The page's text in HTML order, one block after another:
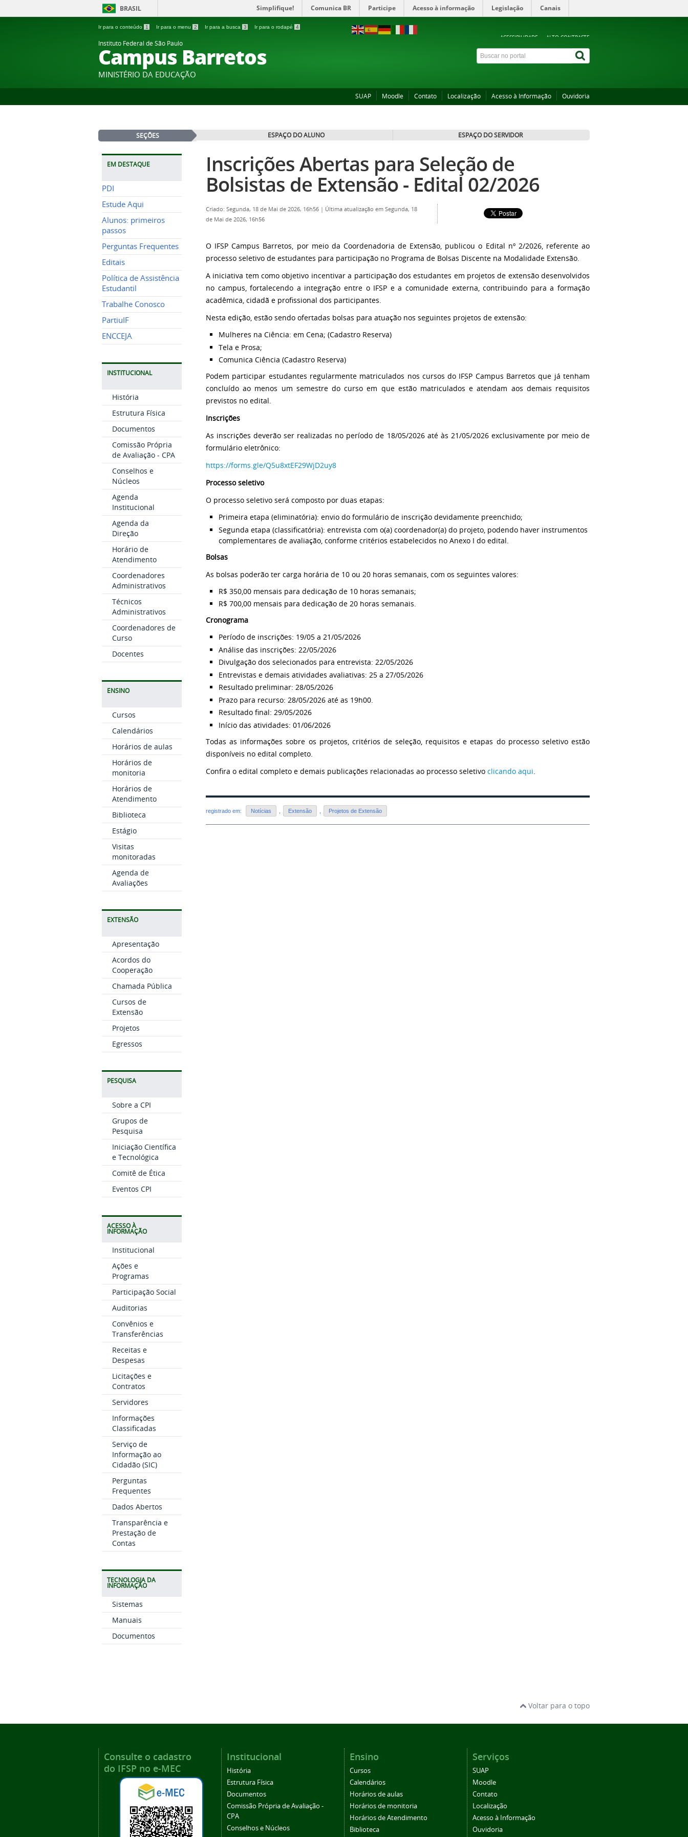
BRASIL Simplifique! Comunica BR Participe Acesso à informação Legislação Canais
Ir para o conteúdo 1 Ir para o menu 2 Ir para a busca 3 Ir para o rodapé 4
ACESSIBILIDADE ALTO CONTRASTE
Instituto Federal de São Paulo
Campus Barretos
MINISTÉRIO DA EDUCAÇÃO
SUAP Moodle Contato Localização Acesso à Informação Ouvidoria
SEÇÕES ESPAÇO DO ALUNO ESPAÇO DO SERVIDOR
EM DESTAQUE
PDI
Estude Aqui
Alunos: primeiros
passos
Perguntas Frequentes
Editais
Política de Assistência
Estudantil
Trabalhe Conosco
PartiuIF
ENCCEJA
INSTITUCIONAL
História
Estrutura Física
Documentos
Comissão Própria
de Avaliação - CPA
Conselhos e
Núcleos
Agenda
Institucional
Agenda da
Direção
Horário de
Atendimento
Coordenadores
Administrativos
Técnicos
Administrativos
Coordenadores de
Curso
Docentes
ENSINO
Cursos
Calendários
Horários de aulas
Horários de
monitoria
Horários de
Atendimento
Biblioteca
Estágio
Visitas
monitoradas
Agenda de
Avaliações
EXTENSÃO
Apresentação
Acordos do
Cooperação
Chamada Pública
Cursos de
Extensão
Projetos
Egressos
PESQUISA
Sobre a CPI
Grupos de
Pesquisa
Iniciação Científica
e Tecnológica
Comitê de Ética
Eventos CPI
ACESSO À
INFORMAÇÃO
Institucional
Ações e
Programas
Participação Social
Auditorias
Convênios e
Transferências
Receitas e
Despesas
Licitações e
Contratos
Servidores
Informações
Classificadas
Serviço de
Informação ao
Cidadão (SIC)
Perguntas
Frequentes
Dados Abertos
Transparência e
Prestação de
Contas
TECNOLOGIA DA
INFORMAÇÃO
Sistemas
Manuais
Documentos
Inscrições Abertas para Seleção de
Bolsistas de Extensão - Edital 02/2026
Criado: Segunda, 18 de Mai de 2026, 16h56 | Última atualização em Segunda, 18
de Mai de 2026, 16h56
O IFSP Campus Barretos, por meio da Coordenadoria de Extensão, publicou o Edital nº 2/2026, referente ao
processo seletivo de estudantes para participação no Programa de Bolsas Discente na Modalidade Extensão.
A iniciativa tem como objetivo incentivar a participação dos estudantes em projetos de extensão desenvolvidos
no campus, fortalecendo a integração entre o IFSP e a comunidade externa, contribuindo para a formação
acadêmica, cidadã e profissional dos participantes.
Nesta edição, estão sendo ofertadas bolsas para atuação nos seguintes projetos de extensão:
Mulheres na Ciência: em Cena; (Cadastro Reserva)
Tela e Prosa;
Comunica Ciência (Cadastro Reserva)
Podem participar estudantes regularmente matriculados nos cursos do IFSP Campus Barretos que já tenham
concluído ao menos um semestre do curso em que estão matriculados e atendam aos demais requisitos
previstos no edital.
Inscrições
As inscrições deverão ser realizadas no período de 18/05/2026 até às 21/05/2026 exclusivamente por meio de
formulário eletrônico:
https://forms.gle/Q5u8xtEF29WjD2uy8
Processo seletivo
O processo seletivo será composto por duas etapas:
Primeira etapa (eliminatória): envio do formulário de inscrição devidamente preenchido;
Segunda etapa (classificatória): entrevista com o(a) coordenador(a) do projeto, podendo haver instrumentos
complementares de avaliação, conforme critérios estabelecidos no Anexo I do edital.
Bolsas
As bolsas poderão ter carga horária de 10 ou 20 horas semanais, com os seguintes valores:
R$ 350,00 mensais para dedicação de 10 horas semanais;
R$ 700,00 mensais para dedicação de 20 horas semanais.
Cronograma
Período de inscrições: 19/05 a 21/05/2026
Análise das inscrições: 22/05/2026
Divulgação dos selecionados para entrevista: 22/05/2026
Entrevistas e demais atividades avaliativas: 25 a 27/05/2026
Resultado preliminar: 28/05/2026
Prazo para recurso: 28/05/2026 até as 19h00.
Resultado final: 29/05/2026
Início das atividades: 01/06/2026
Todas as informações sobre os projetos, critérios de seleção, requisitos e etapas do processo seletivo estão
disponíveis no edital completo.
Confira o edital completo e demais publicações relacionadas ao processo seletivo clicando aqui
registrado em: Notícias Extensão Projetos de Extensão
Voltar para o topo
Consulte o cadastro
do IFSP no e-MEC
Institucional
História
Estrutura Física
Documentos
Comissão Própria de Avaliação -
CPA
Conselhos e Núcleos
Ensino
Cursos
Calendários
Horários de aulas
Horários de monitoria
Horários de Atendimento
Biblioteca
Serviços
SUAP
Moodle
Contato
Localização
Acesso à Informação
Ouvidoria